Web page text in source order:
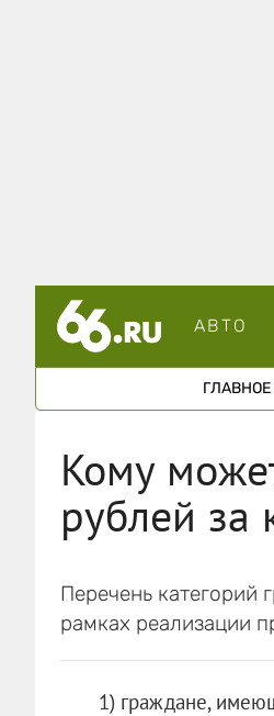
АВТО
Кому
рублей за
Перечень
рамках реализации
1) граждане,